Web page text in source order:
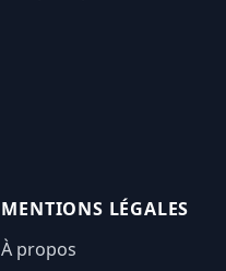
MENTIONS LÉGALES
À propos